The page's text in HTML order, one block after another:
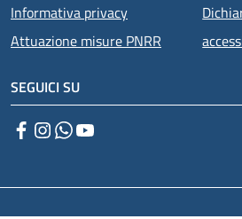
Informativa privacy
Attuazione misure PNRR
SEGUICI SU
Facebook
Instagram
WhatsApp